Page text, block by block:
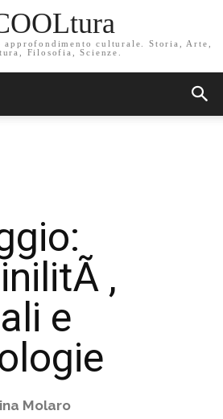
culturale. Storia, Arte,
Filosofia, Scienze.
,
e
Molaro